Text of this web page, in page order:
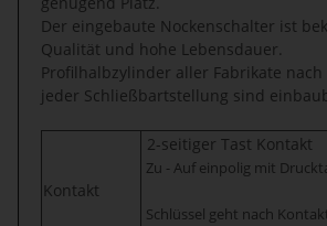
Der eingebaute Nockenschalter ist
Qualität und hohe Lebensdauer.
Profilhalbzylinder aller Fabrikate nach
jeder Schließbartstellung sind
Kontakt
2-seitiger Tast Kontakt
Zu - Auf einpolig mit
Schlüssel geht nach